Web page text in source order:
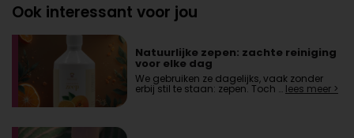
Ook interessant voor jou
Natuurlijke zepen: zachte reiniging
voor elke dag
We gebruiken ze dagelijks, vaak zonder
erbij stil te staan: zepen. Toch … lees meer >